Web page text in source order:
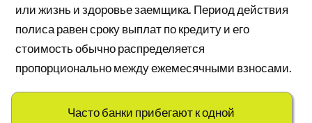
или жизнь и здоровье заемщика. Период действия
полиса равен сроку выплат по кредиту и его
стоимость обычно распределяется
пропорционально между ежемесячными взносами.
Часто банки прибегают к одной